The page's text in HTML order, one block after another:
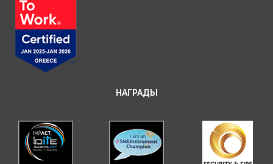
НАГРАДЫ